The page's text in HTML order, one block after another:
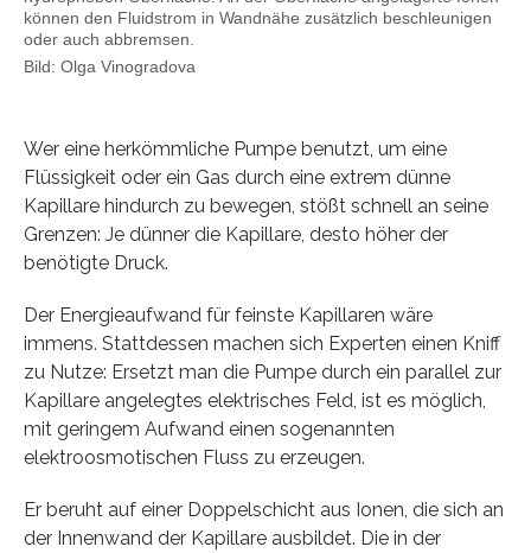
können den Fluidstrom in Wandnähe zusätzlich beschleunigen
oder auch abbremsen.
Bild: Olga Vinogradova
Wer eine herkömmliche Pumpe benutzt, um eine
Flüssigkeit oder ein Gas durch eine extrem dünne
Kapillare hindurch zu bewegen, stößt schnell an seine
Grenzen: Je dünner die Kapillare, desto höher der
benötigte Druck.
Der Energieaufwand für feinste Kapillaren wäre
immens. Stattdessen machen sich Experten einen Kniff
zu Nutze: Ersetzt man die Pumpe durch ein parallel zur
Kapillare angelegtes elektrisches Feld, ist es möglich,
mit geringem Aufwand einen sogenannten
elektroosmotischen Fluss zu erzeugen.
Er beruht auf einer Doppelschicht aus Ionen, die sich an
der Innenwand der Kapillare ausbildet. Die in der